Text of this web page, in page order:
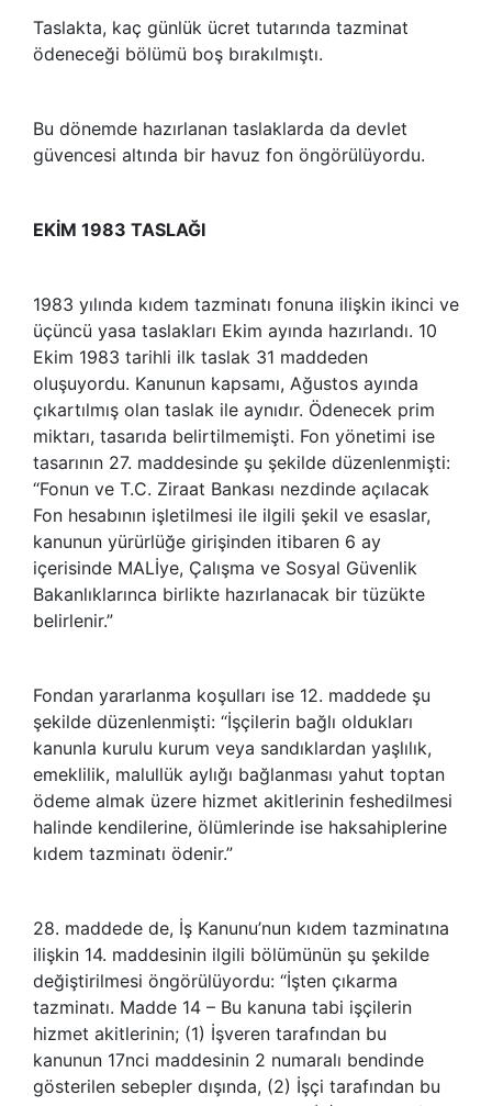
Taslakta, kaç günlük ücret tutarında tazminat
ödeneceği bölümü boş bırakılmıştı.
Bu dönemde hazırlanan taslaklarda da devlet
güvencesi altında bir havuz fon öngörülüyordu.
EKİM 1983 TASLAĞI
1983 yılında kıdem tazminatı fonuna ilişkin ikinci ve
üçüncü yasa taslakları Ekim ayında hazırlandı. 10
Ekim 1983 tarihli ilk taslak 31 maddeden
oluşuyordu. Kanunun kapsamı, Ağustos ayında
çıkartılmış olan taslak ile aynıdır. Ödenecek prim
miktarı, tasarıda belirtilmemişti. Fon yönetimi ise
tasarının 27. maddesinde şu şekilde düzenlenmişti:
“Fonun ve T.C. Ziraat Bankası nezdinde açılacak
Fon hesabının işletilmesi ile ilgili şekil ve esaslar,
kanunun yürürlüğe girişinden itibaren 6 ay
içerisinde MALİye, Çalışma ve Sosyal Güvenlik
Bakanlıklarınca birlikte hazırlanacak bir tüzükte
belirlenir.”
Fondan yararlanma koşulları ise 12. maddede şu
şekilde düzenlenmişti: “İşçilerin bağlı oldukları
kanunla kurulu kurum veya sandıklardan yaşlılık,
emeklilik, malullük aylığı bağlanması yahut toptan
ödeme almak üzere hizmet akitlerinin feshedilmesi
halinde kendilerine, ölümlerinde ise haksahiplerine
kıdem tazminatı ödenir.”
28. maddede de, İş Kanunu’nun kıdem tazminatına
ilişkin 14. maddesinin ilgili bölümünün şu şekilde
değiştirilmesi öngörülüyordu: “İşten çıkarma
tazminatı. Madde 14 – Bu kanuna tabi işçilerin
hizmet akitlerinin; (1) İşveren tarafından bu
kanunun 17nci maddesinin 2 numaralı bendinde
gösterilen sebepler dışında, (2) İşçi tarafından bu